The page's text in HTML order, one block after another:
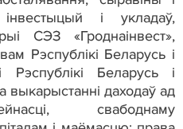
і укладаў,
СЭЗ «Гроднаінвест»,
Рэспублікі Беларусь і
Рэспублікі Беларусь і
выкарыстанні даходаў ад
свабоднаму